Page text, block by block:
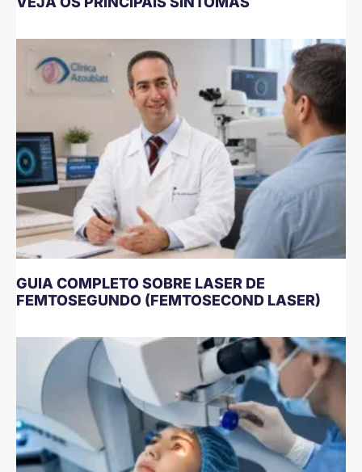
GUIA COMPLETO SOBRE LASER DE
FEMTOSEGUNDO (FEMTOSECOND LASER)